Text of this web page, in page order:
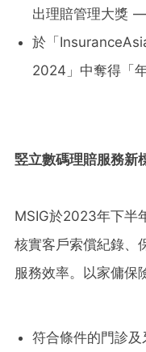
出理賠管理大獎
於「
2024」中奪得「
竪立數碼理賠服務新
MSIG於2023年下半
核實客戶索償紀錄、
服務效率。以家傭保
符合條件的門診